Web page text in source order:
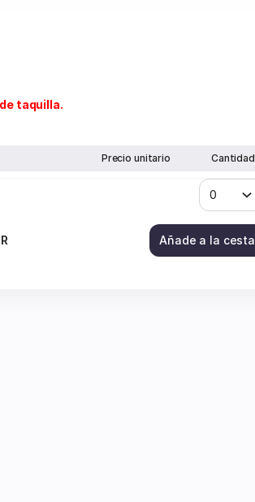
taquilla.
Cantidad
Precio unitario
Añade a la cesta